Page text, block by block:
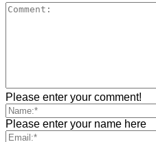
Please enter your comment!
Please enter your name here